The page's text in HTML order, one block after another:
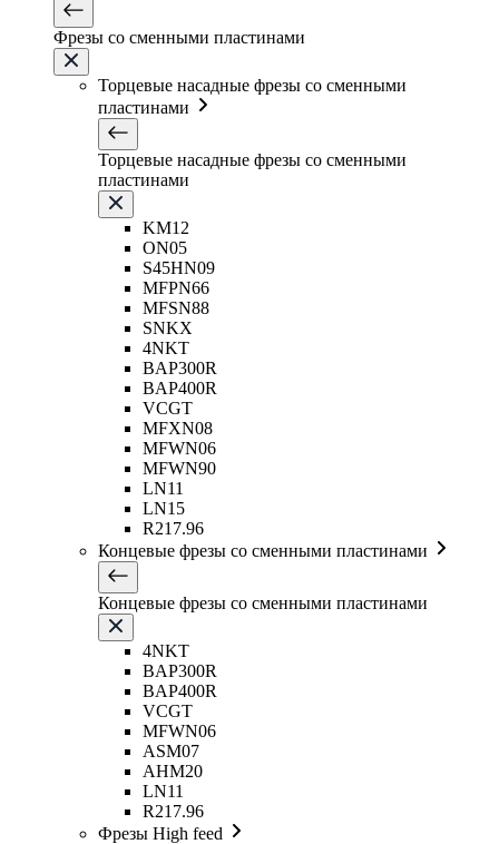
Фрезы со сменными пластинами
Торцевые насадные фрезы со сменными
пластинами
Торцевые насадные фрезы со сменными
пластинами
KM12
ON05
S45HN09
MFPN66
MFSN88
SNKX
4NKT
BAP300R
BAP400R
VCGT
MFXN08
MFWN06
MFWN90
LN11
LN15
R217.96
Концевые фрезы со сменными пластинами
Концевые фрезы со сменными пластинами
4NKT
BAP300R
BAP400R
VCGT
MFWN06
ASM07
AHM20
LN11
R217.96
Фрезы High feed